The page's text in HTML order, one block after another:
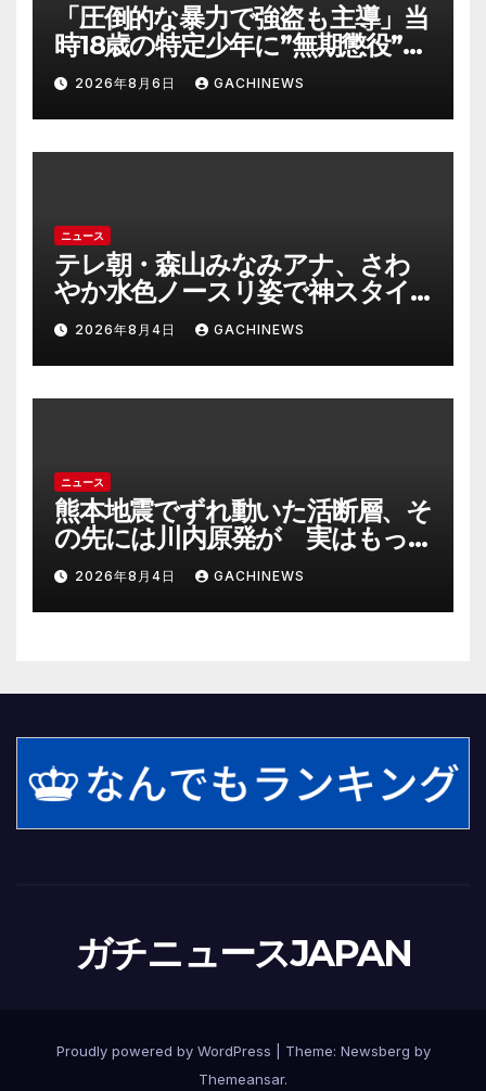
「圧倒的な暴力で強盗も主導」当
時18歳の特定少年に”無期懲役”求
刑の背景『年齢の若さで説明でき
ないほど悪質だと検察が判断』
＜元裁判官が解説＞全国的に見て
も異例のケース_8月7日判決の行
2026年8月6日 GACHINEWS
ニュース
テレ朝・森山みなみアナ、さわ
やか水色ノースリ姿で神スタイ
ル炸裂 「爽やかで可愛い」「最
上級にお似合い」(J-CASTニュー
ス)
2026年8月4日 GACHINEWS
ニュース
熊本地震でずれ動いた活断層、そ
の先には川内原発が 実はもっ
とヤバい事態を起こしそうなリ
スクも(J-CASTニュース)
2026年8月4日 GACHINEWS
ガチニュースJAPAN
Proudly powered by WordPress Theme: Newsberg by
Themeansar.